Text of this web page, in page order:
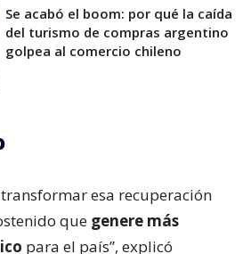
Se acabó el boom: por qué la caída
del turismo de compras argentino
golpea al comercio chileno
esa recuperación
que genere más
para el país”, explicó